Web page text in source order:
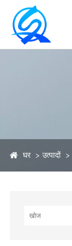
घर उत्पादों